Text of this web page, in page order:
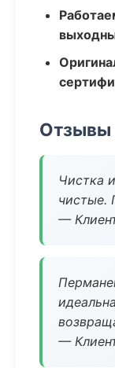
Отзывы
Чистка
чистые.
—
—